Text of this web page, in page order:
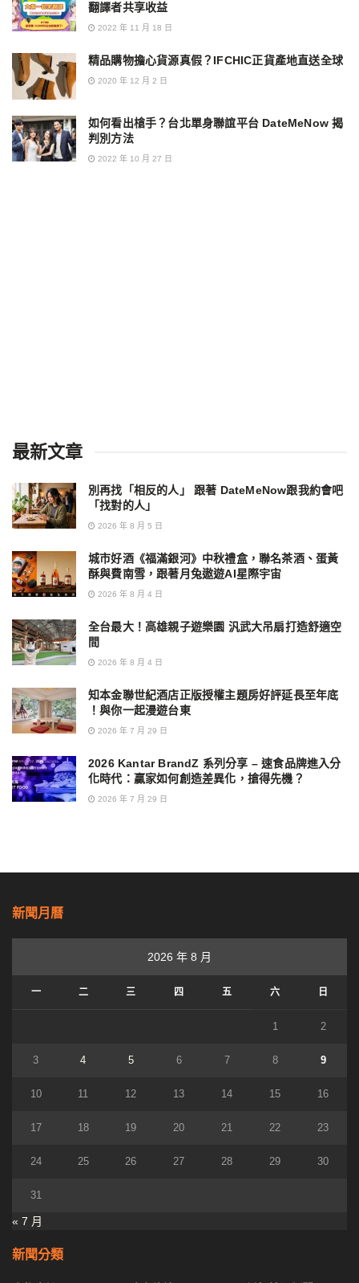
翻譯者共享收益
2022 年 11 月 18 日
精品購物擔心貨源真假？IFCHIC正貨產地直送全球
2020 年 12 月 2 日
如何看出槍手？台北單身聯誼平台 DateMeNow 揭
判別方法
2022 年 10 月 27 日
最新文章
別再找「相反的人」 跟著 DateMeNow跟我約會吧
「找對的人」
2026 年 8 月 5 日
城市好酒《福滿銀河》中秋禮盒，聯名茶酒、蛋黃
酥與費南雪，跟著月兔遨遊AI星際宇宙
2026 年 8 月 4 日
全台最大！高雄親子遊樂園 汎武大吊扇打造舒適空
間
2026 年 8 月 4 日
知本金聯世紀酒店正版授權主題房好評延長至年底
！與你一起漫遊台東
2026 年 7 月 29 日
2026 Kantar BrandZ 系列分享 – 速食品牌進入分
化時代：贏家如何創造差異化，搶得先機？
2026 年 7 月 29 日
新聞月曆
2026 年 8 月
一 二 三 四 五 六 日
1 2
3 4 5 6 7 8 9
10 11 12 13 14 15 16
17 18 19 20 21 22 23
24 25 26 27 28 29 30
31
« 7 月
新聞分類